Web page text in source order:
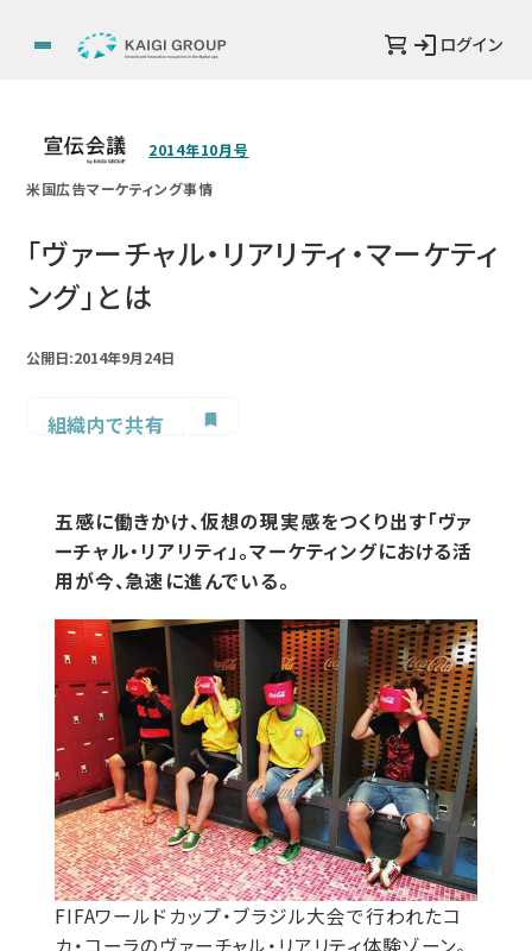
ログイン
2014年10月号
米国広告マーケティング事情
「ヴァーチャル・リアリティ・マーケティ
ング」とは
公開日:2014年9月24日
組織内で共有
五感に働きかけ、仮想の現実感をつくり出す「ヴァ
ーチャル・リアリティ」。マーケティングにおける活
用が今、急速に進んでいる。
FIFAワールドカップ・ブラジル大会で行われたコ